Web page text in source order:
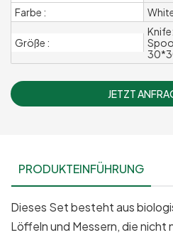
Farbe :
Größe :
JETZT
PRODUKTEINFÜHRUNG
Dieses Set besteht aus
Löffeln und Messern, die nicht